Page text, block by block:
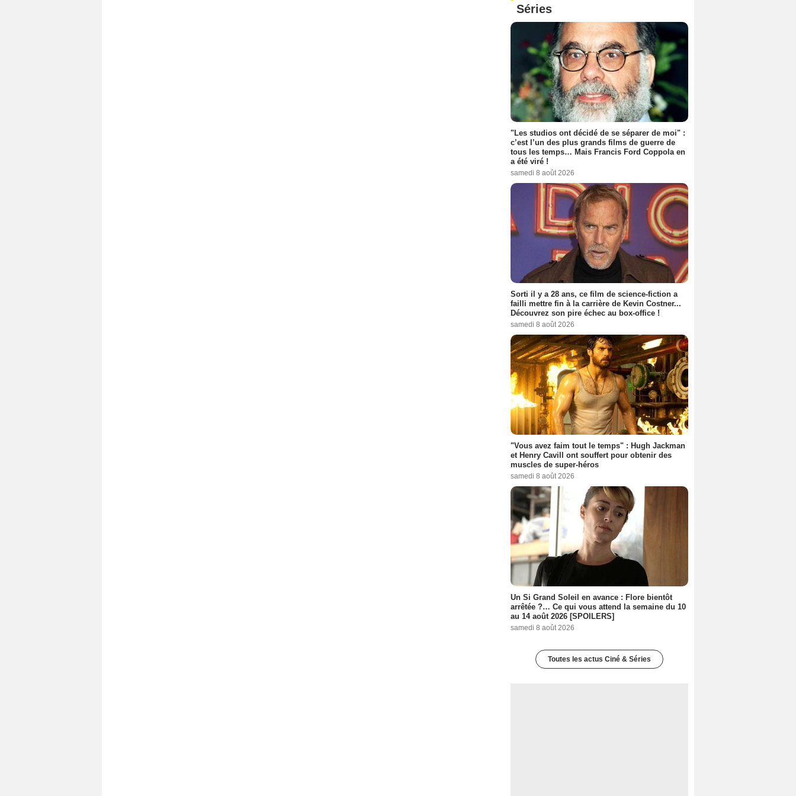
Séries
"Les studios ont décidé de se séparer de moi" :
c’est l’un des plus grands films de guerre de
tous les temps… Mais Francis Ford Coppola en
a été viré !
samedi 8 août 2026
Sorti il y a 28 ans, ce film de science-fiction a
failli mettre fin à la carrière de Kevin Costner...
Découvrez son pire échec au box-office !
samedi 8 août 2026
"Vous avez faim tout le temps" : Hugh Jackman
et Henry Cavill ont souffert pour obtenir des
muscles de super-héros
samedi 8 août 2026
Un Si Grand Soleil en avance : Flore bientôt
arrêtée ?… Ce qui vous attend la semaine du 10
au 14 août 2026 [SPOILERS]
samedi 8 août 2026
Toutes les actus Ciné & Séries